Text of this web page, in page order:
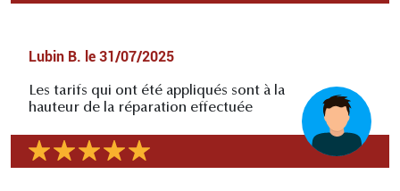
Lubin B. le 31/07/2025
Les tarifs qui ont été appliqués sont à la
hauteur de la réparation effectuée